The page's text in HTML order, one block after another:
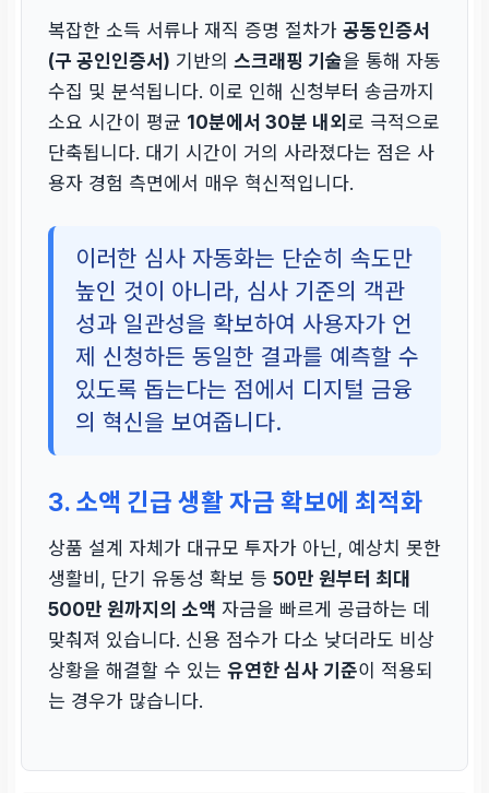
복잡한 소득 서류나 재직 증명 절차가 공동인증서
(구 공인인증서) 기반의 스크래핑 기술을 통해 자동
수집 및 분석됩니다. 이로 인해 신청부터 송금까지
소요 시간이 평균 10분에서 30분 내외 로 극적으로
단축됩니다. 대기 시간이 거의 사라졌다는 점은 사
용자 경험 측면에서 매우 혁신적입니다.
이러한 심사 자동화는 단순히 속도만
높인 것이 아니라, 심사 기준의 객관
성과 일관성을 확보하여 사용자가 언
제 신청하든 동일한 결과를 예측할 수
있도록 돕는다는 점에서 디지털 금융
의 혁신을 보여줍니다.
3. 소액 긴급 생활 자금 확보에 최적화
상품 설계 자체가 대규모 투자가 아닌, 예상치 못한
생활비, 단기 유동성 확보 등 50만 원부터 최대
500만 원까지의 소액 자금을 빠르게 공급하는 데
맞춰져 있습니다. 신용 점수가 다소 낮더라도 비상
상황을 해결할 수 있는 유연한 심사 기준이 적용되
는 경우가 많습니다.